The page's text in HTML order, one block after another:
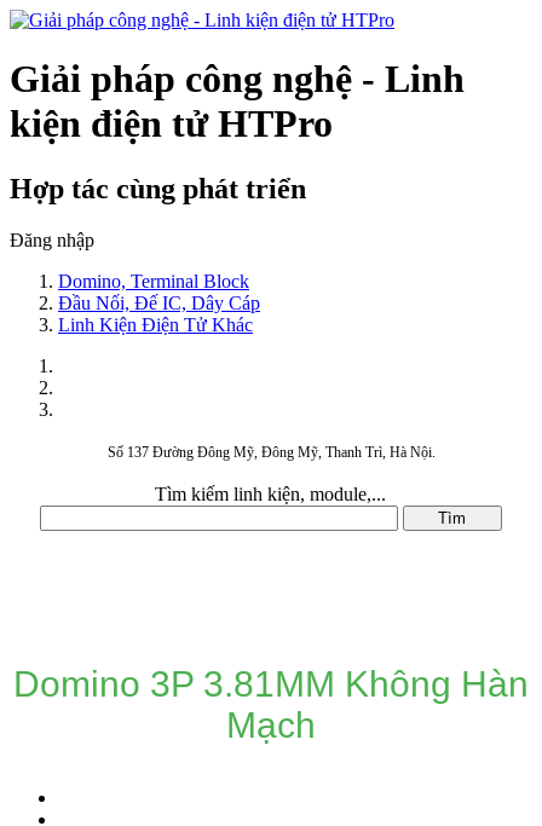
Giải pháp công nghệ - Linh
kiện điện tử HTPro
Hợp tác cùng phát triển
Đăng nhập
Domino, Terminal Block
Đầu Nối, Đế IC, Dây Cáp
Linh Kiện Điện Tử Khác
Số 137 Đường Đông Mỹ, Đông Mỹ, Thanh Trì, Hà Nội.
Tìm kiếm linh kiện, module,...
Domino 3P 3.81MM Không Hàn
Mạch